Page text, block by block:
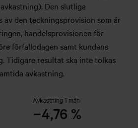
Den slutliga
av den teckningsprovision som är
handelsprovisionen för
förfallodagen samt kundens
Tidigare resultat ska inte tolkas
avkastning.
Avkastning 1 mån
−4,76 %